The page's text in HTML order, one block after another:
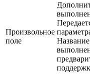
Произвольное
поле